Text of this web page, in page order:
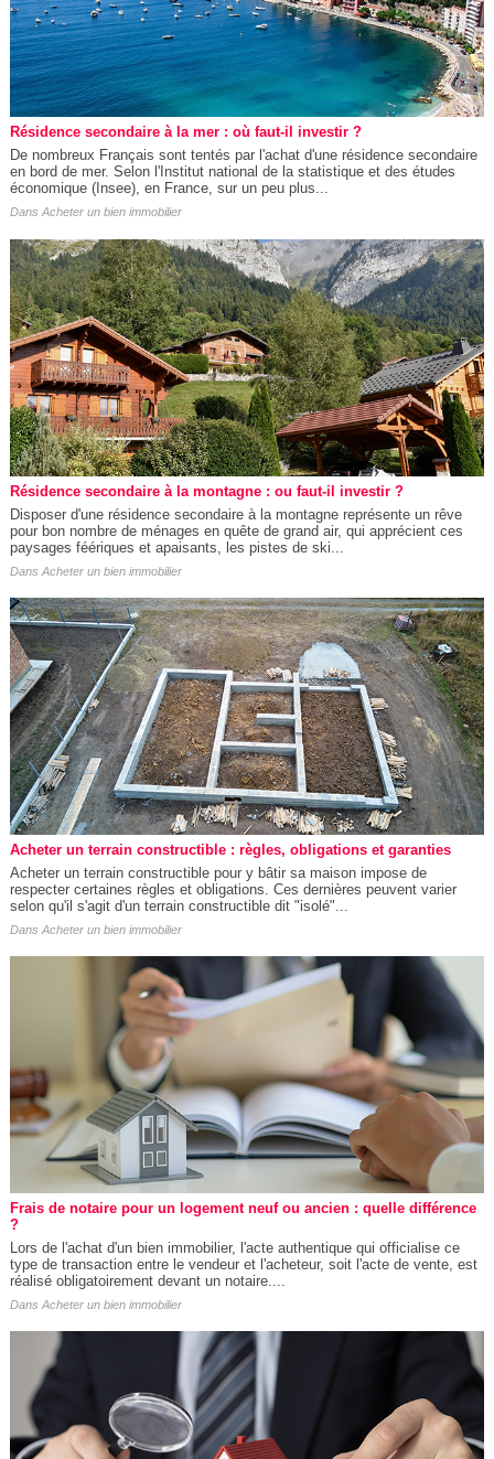
Résidence secondaire à la mer : où faut-il investir ?
De nombreux Français sont tentés par l'achat d'une résidence secondaire
en bord de mer. Selon l'Institut national de la statistique et des études
économique (Insee), en France, sur un peu plus...
Dans Acheter un bien immobilier
Résidence secondaire à la montagne : ou faut-il investir ?
Disposer d'une résidence secondaire à la montagne représente un rêve
pour bon nombre de ménages en quête de grand air, qui apprécient ces
paysages féériques et apaisants, les pistes de ski...
Dans Acheter un bien immobilier
Acheter un terrain constructible : règles, obligations et garanties
Acheter un terrain constructible pour y bâtir sa maison impose de
respecter certaines règles et obligations. Ces dernières peuvent varier
selon qu'il s'agit d'un terrain constructible dit "isolé"...
Dans Acheter un bien immobilier
Frais de notaire pour un logement neuf ou ancien : quelle différence
?
Lors de l'achat d'un bien immobilier, l'acte authentique qui officialise ce
type de transaction entre le vendeur et l'acheteur, soit l'acte de vente, est
réalisé obligatoirement devant un notaire....
Dans Acheter un bien immobilier